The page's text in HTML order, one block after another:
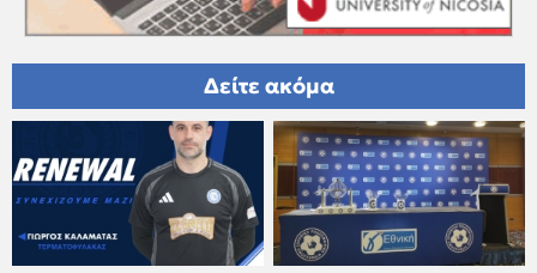
Δείτε ακόμα